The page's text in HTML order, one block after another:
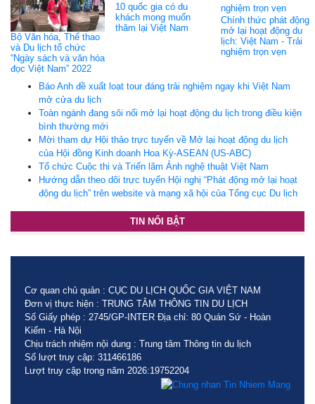
Bộ Văn hóa, Thể thao
và Du lịch tổ chức
“Ngày sách và văn hóa
đọc Việt Nam” 2022
10 quốc gia có du
khách mong muốn
thăm lại Việt Nam
Chính thức phát động
mở lại hoạt động du
lịch: Việt Nam - Trải
nghiệm trọn vẹn
Báo Anh đề xuất loạt tour đáng trải nghiệm ngay khi Việt Nam
mở cửa du lịch
Toàn ngành đang sôi nổi mở lại hoạt động du lịch trong điều kiện
bình thường mới
Mời tham dự Hội thảo trực tuyến về Mở lại hoạt động du lịch
của Hội đồng Kinh doanh Hoa Kỳ-ASEAN (US-ABC)
Tổ chức Cuộc thi và Triển lãm Ảnh nghệ thuật Việt Nam
Hướng dẫn theo dõi trực tuyến Hội nghị “Phát động mở lại hoạt
động du lịch” trên website và mạng xã hội của Tổng cục Du lịch
TIN NỔI BẬT
Cơ quan chủ quản : CỤC DU LỊCH QUỐC GIA VIỆT NAM
Đơn vị thực hiện : TRUNG TÂM THÔNG TIN DU LỊCH
Số Giấy phép : 2745/GP-INTER Địa chỉ: 80 Quán Sứ - Hoàn
Kiếm - Hà Nội
Chịu trách nhiệm nội dung : Trung tâm Thông tin du lịch
Số lượt truy cập: 311466186
Lượt truy cập trong năm 2026:19752204